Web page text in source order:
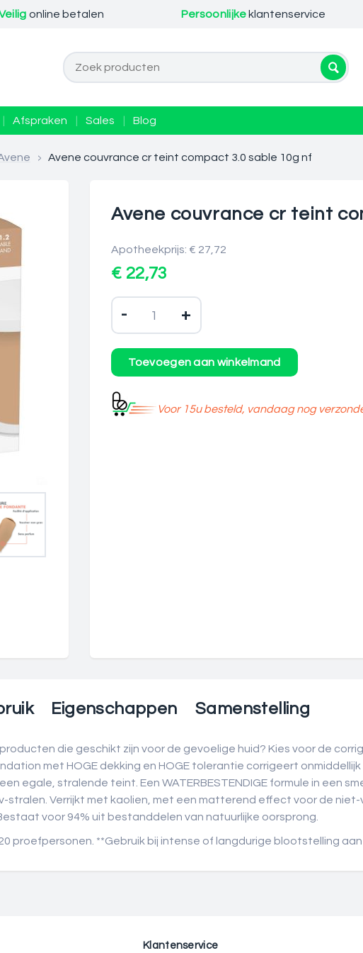
online betalen Persoonlijke klantenservice
Afspraken Sales Blog
> Avene couvrance cr teint compact 3.0 sable 10g nf
Avene couvrance cr teint
Apotheekprijs: € 27,72
€ 22,73
- +
Voor 15u besteld, vandaag nog
Eigenschappen Samenstelling
die geschikt zijn voor de gevoelige huid? Kies voor de
met HOGE dekking en HOGE tolerantie corrigeert
egale, stralende teint. Een WATERBESTENDIGE formule in een
stralen. Verrijkt met kaolien, met een matterend effect voor de
voor 94% uit bestanddelen van natuurlijke oorsprong.
proefpersonen. **Gebruik bij intense of langdurige blootstelling
Klantenservice